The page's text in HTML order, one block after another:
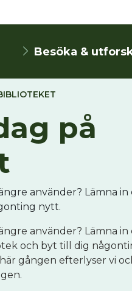
Besöka &
på
använder? Lämna in
nytt.
använder? Lämna in
och byt till dig
gången efterlyser vi